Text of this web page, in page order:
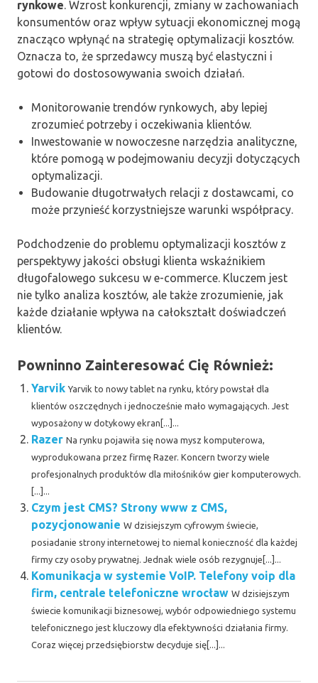
rynkowe. Wzrost konkurencji, zmiany w zachowaniach
konsumentów oraz wpływ sytuacji ekonomicznej mogą
znacząco wpłynąć na strategię optymalizacji kosztów.
Oznacza to, że sprzedawcy muszą być elastyczni i
gotowi do dostosowywania swoich działań.
Monitorowanie trendów rynkowych, aby lepiej
zrozumieć potrzeby i oczekiwania klientów.
Inwestowanie w nowoczesne narzędzia analityczne,
które pomogą w podejmowaniu decyzji dotyczących
optymalizacji.
Budowanie długotrwałych relacji z dostawcami, co
może przynieść korzystniejsze warunki współpracy.
Podchodzenie do problemu optymalizacji kosztów z
perspektywy jakości obsługi klienta wskaźnikiem
długofalowego sukcesu w e-commerce. Kluczem jest
nie tylko analiza kosztów, ale także zrozumienie, jak
każde działanie wpływa na całokształt doświadczeń
klientów.
Powninno Zainteresować Cię Również:
Yarvik Yarvik to nowy tablet na rynku, który powstał dla
klientów oszczędnych i jednocześnie mało wymagających. Jest
wyposażony w dotykowy ekran[...]...
Razer Na rynku pojawiła się nowa mysz komputerowa,
wyprodukowana przez firmę Razer. Koncern tworzy wiele
profesjonalnych produktów dla miłośników gier komputerowych.
[...]...
Czym jest CMS? Strony www z CMS,
pozycjonowanie W dzisiejszym cyfrowym świecie,
posiadanie strony internetowej to niemal konieczność dla każdej
firmy czy osoby prywatnej. Jednak wiele osób rezygnuje[...]...
Komunikacja w systemie VoIP. Telefony voip dla
firm, centrale telefoniczne wrocław W dzisiejszym
świecie komunikacji biznesowej, wybór odpowiedniego systemu
telefonicznego jest kluczowy dla efektywności działania firmy.
Coraz więcej przedsiębiorstw decyduje się[...]...